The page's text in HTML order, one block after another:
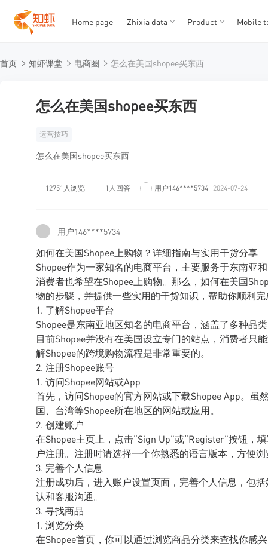
12345
Home page Zhixia data Product Mobile
首页 知虾课堂 电商圈 怎么在美国shopee买东西
怎么在美国shopee买东西
运营技巧
怎么在美国shopee买东西
12751人浏览 1人回答 用户146****5734 2024-07-24
用户146****5734
如何在美国Shopee上购物？详细指南与实用干货分享
Shopee作为一家知名的电商平台，主要服务于东南亚
消费者也希望在Shopee上购物。那么，如何在美国
物的步骤，并提供一些实用的干货知识，帮助你顺利
1. 了解Shopee平台
Shopee是东南亚地区知名的电商平台，涵盖了多种品
目前Shopee并没有在美国设立专门的站点，消费者只
解Shopee的跨境购物流程是非常重要的。
2. 注册Shopee账号
1. 访问Shopee网站或App
首先，访问Shopee的官方网站或下载Shopee App。
国、台湾等Shopee所在地区的网站或应用。
2. 创建账户
在Shopee主页上，点击“Sign Up”或“Register”按钮
户注册。注册时请选择一个你熟悉的语言版本，方便
3. 完善个人信息
注册成功后，进入账户设置页面，完善个人信息，包
认和客服沟通。
3. 寻找商品
1. 浏览分类
在Shopee首页，你可以通过浏览商品分类来查找你感